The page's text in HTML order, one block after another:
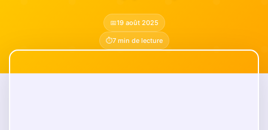
📅19 août 2025
⏱️7 min de lecture